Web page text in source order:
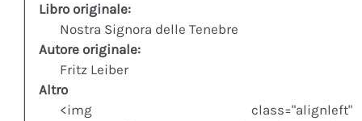
Libro originale:
Nostra Signora delle Tenebre
Autore originale:
Fritz Leiber
Altro
<img class="alignleft"